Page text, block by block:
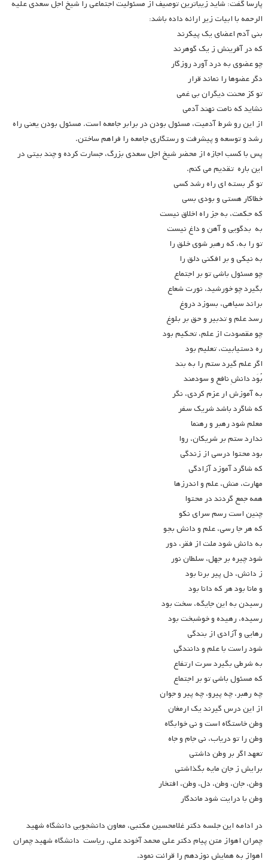
پارسا گفت: شاید زیباترین توصیف از مسئولیت اجتماعی را شیخ اجل سعدی علیه
الرحمه با ابیات زیر ارائه داده باشد:
بنی آدم اعضای یک پیکرند
که در آفرینش ز یک گوهرند
چو عضوی به درد آورد روزگار
دگر عضوها را نماند قرار
تو کز محنت دیگران بی غمی
نشاید که نامت نهند آدمی
از این رو شرط آدمیت، مسئول بودن در برابر جامعه است. مسئول بودن یعنی راه
رشد و توسعه و پیشرفت و رستگاری جامعه را فراهم ساختن.
پس با کسب اجازه از محضر شیخ اجل سعدی بزرگ، جسارت کرده و چند بیتی در
این باره تقدیم می کنم.
تو گر بسته ای راه رشد کسی
خطاکار هستی و بودی بسی
که حِکمت، به جز راه اخلاق نیست
به بدگویی و آهن و داغ نیست
تو را به، که رهبر شوی خلق را
به نیکی و بر افکنی دلق را
چو مسئول باشی تو بر اجتماع
بگیرد چو خورشید، نورت شعاع
براند سیاهی، بسوزد دروغ
رسد علم و تدبیر و حق بر بلوغ
چو مقصودت از علم، تحکیم بود
ره دستیابیت، تعلیم بود
اگر علم گیرد ستم را به بند
بُوَد دانشِ نافع و سودمند
به آموزش ار عزم کردی، نگر
که شاگرد باشد شریک سفر
معلم شود رهبر و رهنما
ندارد ستم بر شریکان، روا
بود محتوا درسی از زندگی
که شاگرد آموزد آزادگی
مهارت، منش، علم و اندرزها
همه جمع گردند در محتوا
چنین است رسم سرای نکو
که هر جا رسی، علم و دانش بجو
به دانش شود ملت از فقر، دور
شود چیره بر جهل، سلطان نور
ز دانش، دل پیر برنا بود
و مانا بود هر که دانا بود
رسیدن به این جایگه، سخت بود
رسیده، رهیده و خوشبخت بود
رهایی و آزادی از بندگی
شود راست با علم و دانندگی
به شرطی بگیرد سرت ارتفاع
که مسئول باشی تو بر اجتماع
چه رهبر، چه پیرو، چه پیر و جوان
از این درس گیرند یک ارمغان
وطن خاستگاه است و نی خوابگاه
وطن را تو دریاب، نی جام و جاه
تعهد اگر بر وطن داشتی
برایش ز جان مایه بگذاشتی
وطن، جان، وطن، دل، وطن، افتخار
وطن با درایت شود ماندگار
در ادامه این جلسه دکتر غلامحسین مکتبی، معاون دانشجویی دانشگاه شهید
چمران اهواز متن پیام دکتر علی محمد آخوند علی، ریاست دانشگاه شهید چمران
اهواز به همایش نوزدهم را قرائت نمود.